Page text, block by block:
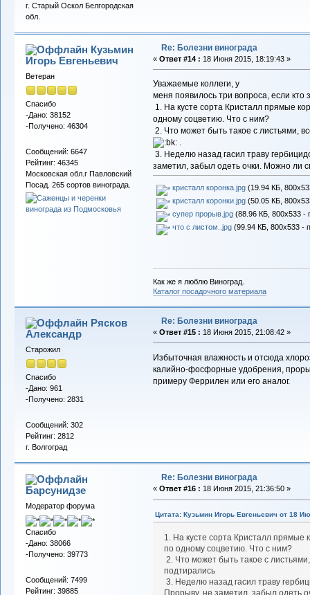
г. Старый Оскол Белгородская
обл.
Кузьмин
Игорь Евгеньевич
Ветеран
Спасибо
-Дано: 38152
-Получено: 46304
Сообщений: 6647
Рейтинг: 46345
Московская обл.г Павловский
Посад. 265 сортов винограда.
Re: Болезни винограда
« Ответ #14 : 18 Июня 2015, 18:19:43 »
Уважаемые коллеги, у
меня появилось три вопроса, если кто
1. На кусте сорта Кристалл прямые
одному соцветию. Что с ним?
2. Что может быть такое с листьями,
.
3. Неделю назад гасил траву
заметил, забыл одеть очки. Можно ли
кристалл коронка.jpg(19.94 КБ,
кристалл коронки.jpg(50.05 КБ,
супер прорыв.jpg(88.96 КБ, 800x533 -
что с листом..jpg(99.94 КБ, 800x533 -
Как же я люблю Виноград.
Каталог посадочного материала
Рясков
Александр
Старожил
Спасибо
-Дано: 961
-Получено: 2831
Сообщений: 302
Рейтинг: 2812
г. Волгоград
Re: Болезни винограда
« Ответ #15 : 18 Июня 2015, 21:08:42 »
Избыточная влажность и отсюда
калийно-фосфорные удобрения,
примеру Феррилен или его аналог.
Барсунидзе
Модератор форума
Спасибо
-Дано: 38066
-Получено: 39773
Сообщений: 7499
Рейтинг: 39885
Re: Болезни винограда
« Ответ #16 : 18 Июня 2015, 21:36:50 »
Цитата: Кузьмин Игорь Евгеньевич от 18
1. На кусте сорта Кристалл прямые
по одному соцветию. Что с ним?
2. Что может быть такое с
подтирались
3. Неделю назад гасил траву
Прорыву, не заметил, забыл одеть